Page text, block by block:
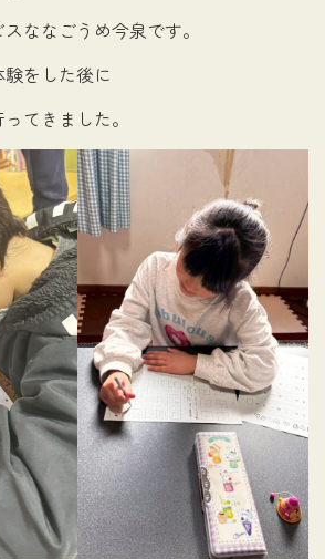
ななごうめ今泉です。
験をした後に
てきました。